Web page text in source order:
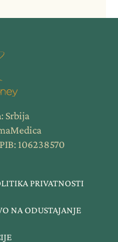
Srbija
106238570
PRIVATNOSTI
NA ODUSTAJANJE